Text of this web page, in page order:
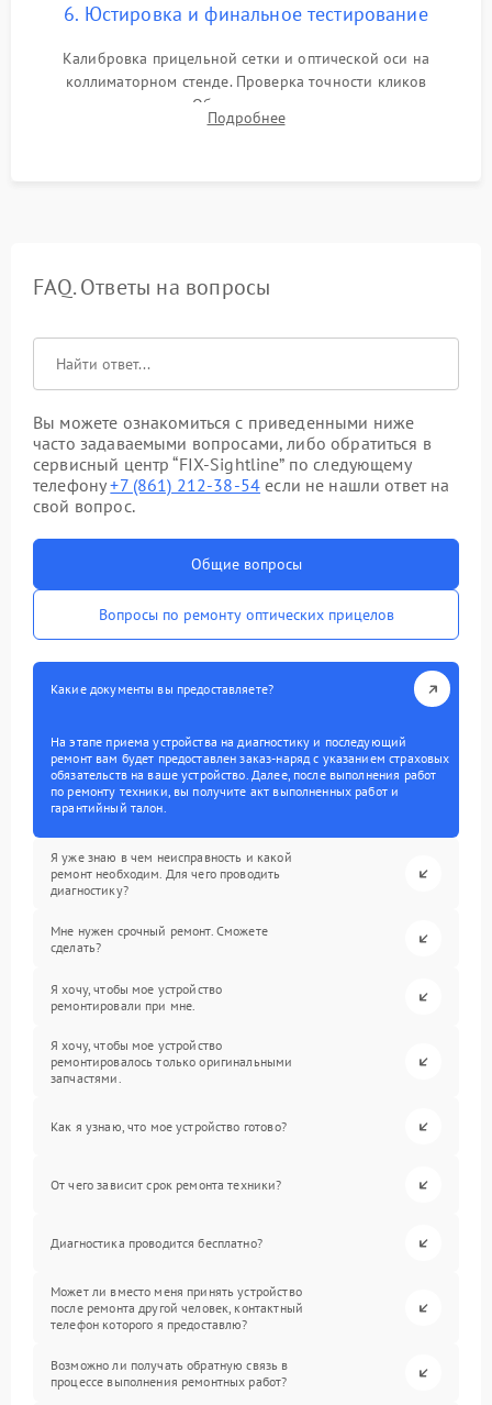
6. Юстировка и финальное тестирование
Калибровка прицельной сетки и оптической оси на
коллиматорном стенде. Проверка точности кликов
механизма поправок. Обязательное испытание прицела на
ударном стенде для проверки устойчивости к отдаче и
Подробнее
FAQ. Ответы на вопросы
Вы можете ознакомиться с приведенными ниже
часто задаваемыми вопросами, либо обратиться в
сервисный центр “FIX-Sightline” по следующему
телефону+7 (861) 212-38-54 если не нашли ответ на
свой вопрос.
Общие вопросы
Вопросы по ремонту оптических прицелов
Какие документы вы предоставляете?
На этапе приема устройства на диагностику и последующий
ремонт вам будет предоставлен заказ-наряд с указанием страховых
обязательств на ваше устройство. Далее, после выполнения работ
по ремонту техники, вы получите акт выполненных работ и
гарантийный талон.
Я уже знаю в чем неисправность и какой
ремонт необходим. Для чего проводить
диагностику?
Мне нужен срочный ремонт. Сможете
сделать?
Я хочу, чтобы мое устройство
ремонтировали при мне.
Я хочу, чтобы мое устройство
ремонтировалось только оригинальными
запчастями.
Как я узнаю, что мое устройство готово?
От чего зависит срок ремонта техники?
Диагностика проводится бесплатно?
Может ли вместо меня принять устройство
после ремонта другой человек, контактный
телефон которого я предоставлю?
Возможно ли получать обратную связь в
процессе выполнения ремонтных работ?